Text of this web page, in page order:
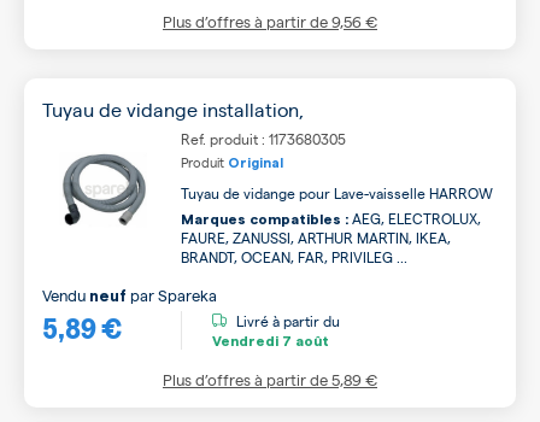
Plus d’offres à partir de9,56 €
Tuyau de vidange installation,
Ref. produit : 1173680305
Produit Original
Tuyau de vidange pour Lave-vaisselle HARROW
Marques compatibles : AEG, ELECTROLUX,
FAURE, ZANUSSI, ARTHUR MARTIN, IKEA,
BRANDT, OCEAN, FAR, PRIVILEG ...
5,89 €
Vendu neuf parSpareka
Livré à partir du
Vendredi 7 août
Plus d’offres à partir de5,89 €